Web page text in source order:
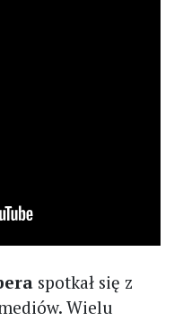
spotkał się z
Wielu